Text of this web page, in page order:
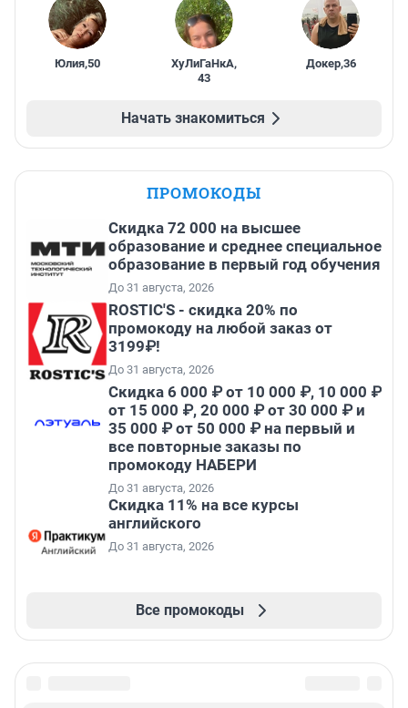
Юлия,50 ХуЛиГаНкА,
43
Докер,36
Начать знакомиться
ПРОМОКОДЫ
Скидка 72 000 на высшее
образование и среднее специальное
образование в первый год обучения
До 31 августа, 2026
ROSTIC'S - скидка 20% по
промокоду на любой заказ от
3199₽!
До 31 августа, 2026
Скидка 6 000 ₽ от 10 000 ₽, 10 000 ₽
от 15 000 ₽, 20 000 ₽ от 30 000 ₽ и
35 000 ₽ от 50 000 ₽ на первый и
все повторные заказы по
промокоду НАБЕРИ
До 31 августа, 2026
Скидка 11% на все курсы
английского
До 31 августа, 2026
Все промокоды